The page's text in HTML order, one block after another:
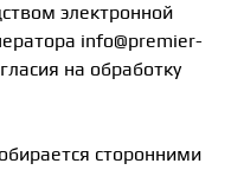
электронной
info@premier-
на обработку
сторонними